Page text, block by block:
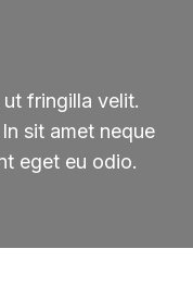
fringilla velit.
sit amet neque
eget eu odio.